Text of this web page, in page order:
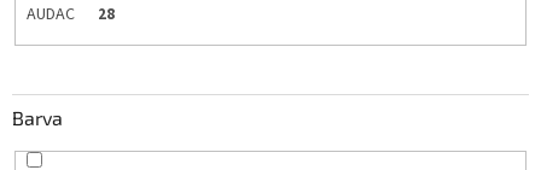
AUDAC 28
Barva